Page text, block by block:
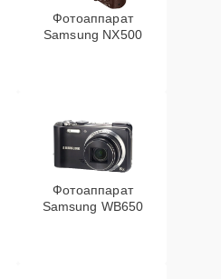
Фотоаппарат
Samsung NX500
Фотоаппарат
Samsung WB650